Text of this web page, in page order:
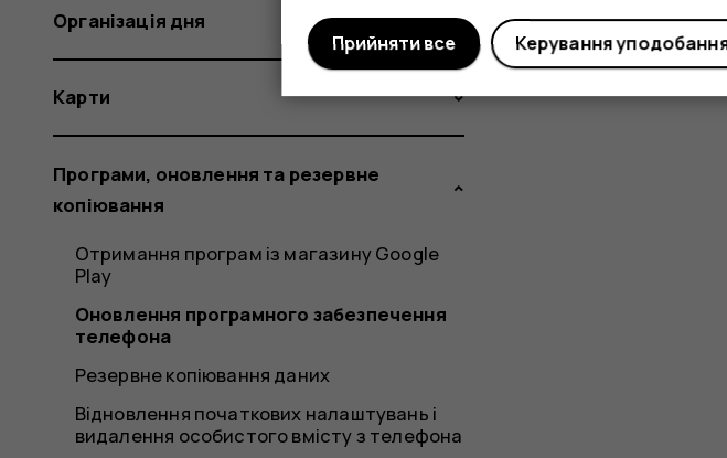
Організація дня
Карти
Програми, оновлення та резервне
копіювання
Отримання програм із магазину Google
Play
Оновлення програмного забезпечення
телефона
Резервне копіювання даних
Відновлення початкових налаштувань і
видалення особистого вмісту з телефона
Керування
Прийняти все